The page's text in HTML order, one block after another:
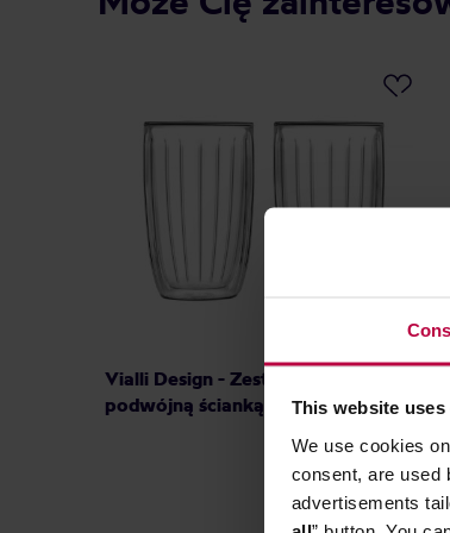
This website
We use cookies
consent, are used
advertisements
Vialli Design - Zestaw 2 szklanek z
podwójną ścianką 350ml
76,90 zł
Najniższa cena: 48,99 zł